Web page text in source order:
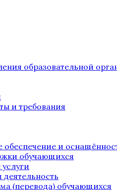
образовательной
и требования
и
обучающихся
(перевода) обучающихся